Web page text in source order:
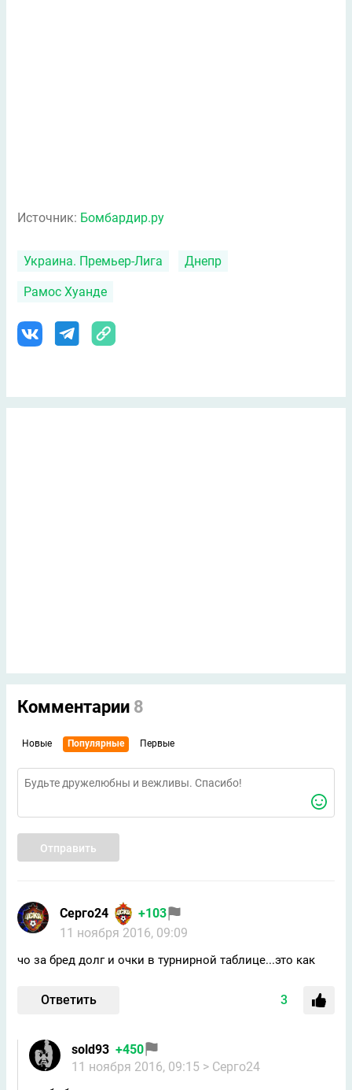
Источник: Бомбардир.ру
Украина. Премьер-Лига Днепр
Рамос Хуанде
Комментарии 8
Новые Популярные Первые
Отправить
Серго24
+103
11 ноября 2016, 09:09
чо за бред долг и очки в турнирной таблице...это как
Ответить 3
sold93 +450
11 ноября 2016, 09:15 > Серго24